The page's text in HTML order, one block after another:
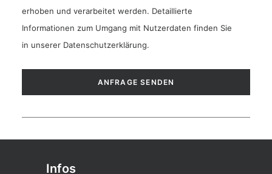
erhoben und verarbeitet werden. Detaillierte
Informationen zum Umgang mit Nutzerdaten finden Sie
in unserer Datenschutzerklärung.
Infos